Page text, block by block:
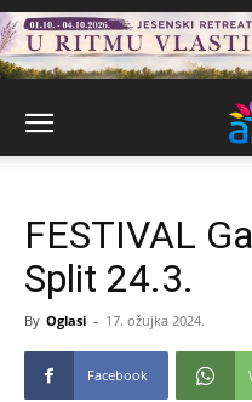
FESTIVAL
Split 24.3.
By Oglasi - 17. ožujka 2024.
Facebook